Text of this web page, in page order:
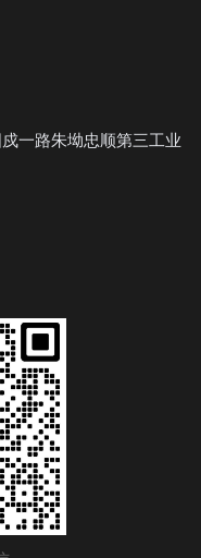
一路朱坳忠顺第三工业